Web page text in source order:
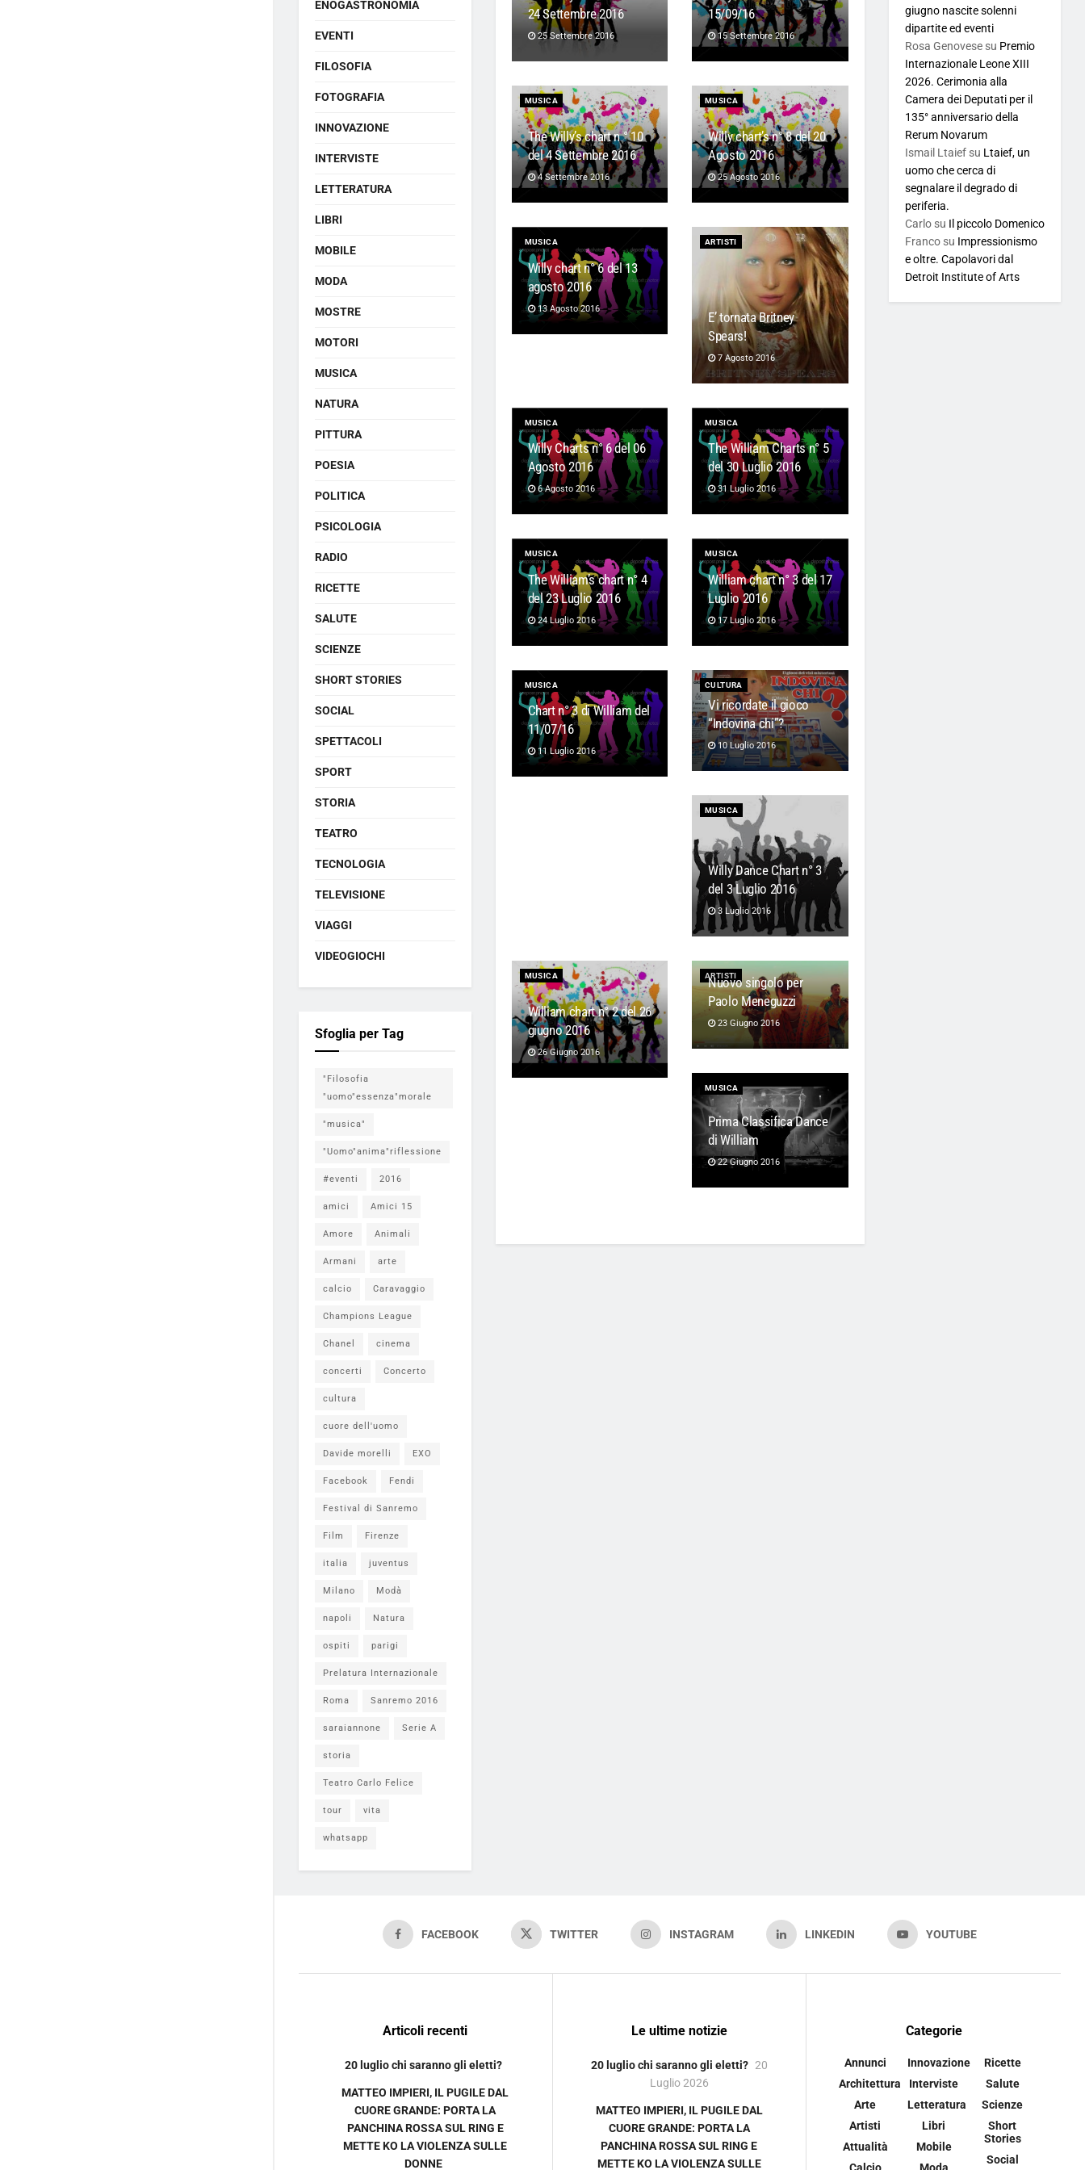
24 Settembre 2016
25 Settembre 2016
15/09/16
15 Settembre 2016
MUSICA
The Willy’s chart n ° 10
del 4 Settembre 2016
4 Settembre 2016
MUSICA
Willy chart’s n° 8 del 20
Agosto 2016
25 Agosto 2016
MUSICA
Willy chart n° 6 del 13
agosto 2016
13 Agosto 2016
ARTISTI
E’ tornata Britney
Spears!
7 Agosto 2016
MUSICA
Willy Charts n° 6 del 06
Agosto 2016
6 Agosto 2016
MUSICA
The William Charts n° 5
del 30 Luglio 2016
31 Luglio 2016
MUSICA
The William’s chart n° 4
del 23 Luglio 2016
24 Luglio 2016
MUSICA
William chart n° 3 del 17
Luglio 2016
17 Luglio 2016
MUSICA
Chart n° 3 di William del
11/07/16
11 Luglio 2016
CULTURA
Vi ricordate il gioco
“Indovina chi”?
10 Luglio 2016
MUSICA
Willy Dance Chart n° 3
del 3 Luglio 2016
3 Luglio 2016
MUSICA
William chart n° 2 del 26
giugno 2016
26 Giugno 2016
ARTISTI
Nuovo singolo per
Paolo Meneguzzi
23 Giugno 2016
MUSICA
Prima Classifica Dance
di William
22 Giugno 2016
ENOGASTRONOMIA
EVENTI
FILOSOFIA
FOTOGRAFIA
INNOVAZIONE
INTERVISTE
LETTERATURA
LIBRI
MOBILE
MODA
MOSTRE
MOTORI
MUSICA
NATURA
PITTURA
POESIA
POLITICA
PSICOLOGIA
RADIO
RICETTE
SALUTE
SCIENZE
SHORT STORIES
SOCIAL
SPETTACOLI
SPORT
STORIA
TEATRO
TECNOLOGIA
TELEVISIONE
VIAGGI
VIDEOGIOCHI
Sfoglia per Tag
"Filosofia
"uomo"essenza"morale
"musica"
"Uomo"anima"riflessione
#eventi 2016
amici Amici 15
Amore Animali
Armani arte
calcio Caravaggio
Champions League
Chanel cinema
concerti Concerto
cultura
cuore dell'uomo
Davide morelli EXO
Facebook Fendi
Festival di Sanremo
Film Firenze
italia juventus
Milano Modà
napoli Natura
ospiti parigi
Prelatura Internazionale
Roma Sanremo 2016
saraiannone Serie A
storia
Teatro Carlo Felice
tour vita
whatsapp
giugno nascite solenni
dipartite ed eventi
Rosa Genovesesu Premio
Internazionale Leone XIII
2026. Cerimonia alla
Camera dei Deputati per il
135° anniversario della
Rerum Novarum
Ismail Ltaiefsu Ltaief, un
uomo che cerca di
segnalare il degrado di
periferia.
Carlosu Il piccolo Domenico
Francosu Impressionismo
e oltre. Capolavori dal
Detroit Institute of Arts
FACEBOOK TWITTER INSTAGRAM LINKEDIN YOUTUBE
Articoli recenti
20 luglio chi saranno gli eletti?
MATTEO IMPIERI, IL PUGILE DAL
CUORE GRANDE: PORTA LA
PANCHINA ROSSA SUL RING E
METTE KO LA VIOLENZA SULLE
DONNE
Le ultime notizie
20 luglio chi saranno gli eletti? 20
Luglio 2026
MATTEO IMPIERI, IL PUGILE DAL
CUORE GRANDE: PORTA LA
PANCHINA ROSSA SUL RING E
METTE KO LA VIOLENZA SULLE
Categorie
Annunci
Architettura
Arte
Artisti
Attualità
Innovazione
Interviste
Letteratura
Libri
Mobile
Ricette
Salute
Scienze
Short
Stories
Social